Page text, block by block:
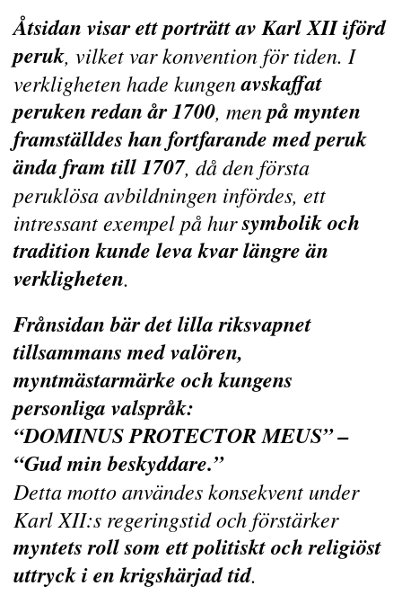
Åtsidan visar ett porträtt av Karl XII iförd
peruk, vilket var konvention för tiden. I
verkligheten hade kungenavskaffat
peruken redan år 1700, menpå mynten
framställdes han fortfarande med peruk
ända fram till 1707, då den första
peruklösa avbildningen infördes, ett
intressant exempel på hursymbolik och
tradition kunde leva kvar längre än
verkligheten.
Frånsidan bär det lilla riksvapnet
tillsammans med valören,
myntmästarmärke och kungens
personliga valspråk:
“DOMINUS PROTECTOR MEUS” –
“Gud min beskyddare.”
Detta motto användes konsekvent under
Karl XII:s regeringstid och förstärker
myntets roll som ett politiskt och religiöst
uttryck i en krigshärjad tid.